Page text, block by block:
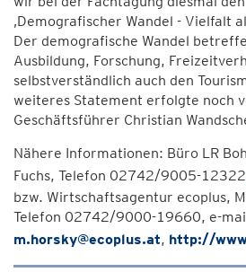
‚Demografischer Wandel - Vielfalt
Der demografische Wandel
Ausbildung, Forschung,
selbstverständlich auch den
weiteres Statement erfolgte noch
Geschäftsführer Christian
Nähere Informationen: Büro LR
Fuchs, Telefon 02742/9005-
bzw. Wirtschaftsagentur ecoplus,
Telefon 02742/9000-19660, e-
m.horsky@ecoplus.at, http://